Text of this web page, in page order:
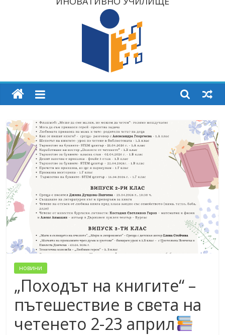
новини
„Походът на книгите“ –
пътешествие в света на
четенето 2-23 април